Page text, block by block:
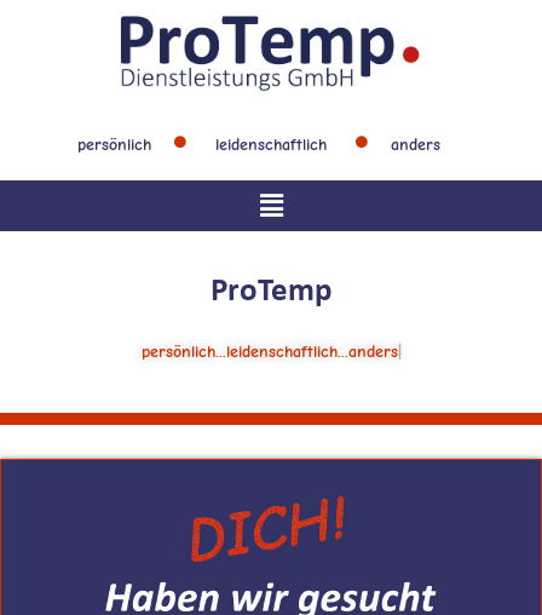
persönlich leidenschaftlich anders
Main
Menu
ProTemp
persönlich...leidenschaftlich...anders|